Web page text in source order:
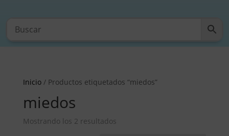
Inicio/ Productos etiquetados “miedos”
miedos
Mostrando los 2 resultados